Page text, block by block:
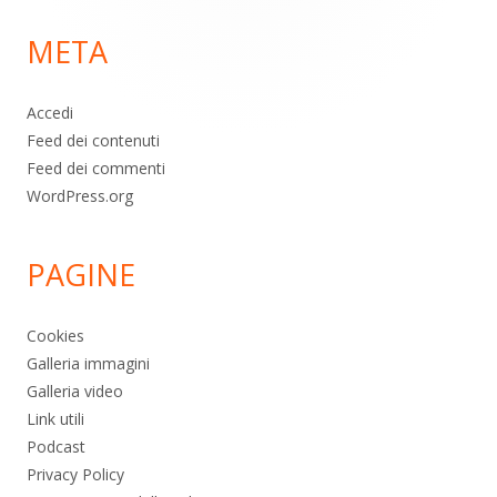
pagina
META
Accedi
Feed dei contenuti
Feed dei commenti
WordPress.org
PAGINE
Cookies
Galleria immagini
Galleria video
Link utili
Podcast
Privacy Policy